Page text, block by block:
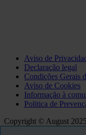
Aviso de
Declaração legal
Condições Gerais
Aviso de Cookies
Informação à
Politica de
Copyright © August